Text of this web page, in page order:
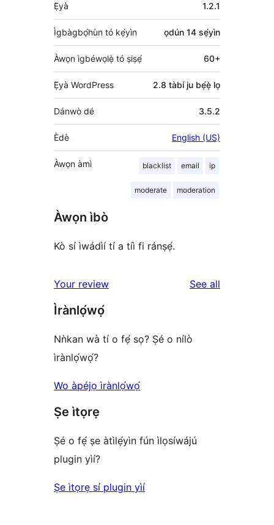
Meta
Ẹ̀yà 1.2.1
Ìgbàgbọ́hùn tó kẹ́yìn ọdún 14 sẹ́yìn
Àwọn ìgbéwọlẹ̀ tó ṣiṣẹ́ 60+
Ẹ̀yà WordPress 2.8 tàbí ju bẹ́ẹ̀ lọ
Dánwò dé 3.5.2
Èdè English (US)
Àwọn àmì blacklist email ip
moderate moderation
Àwọn ìbò
Kò sí ìwádìí tí a tíì fi ránṣẹ́.
Your review See all
Ìrànlọ́wọ́
Nǹkan wà tí o fẹ́ sọ? Ṣé o nílò
ìrànlọ́wọ́?
Wo àpéjọ ìrànlọ́wọ́
Ṣe ìtọrẹ
Ṣé o fẹ́ ṣe àtìlẹ́yìn fún ìlọsíwájú
plugin yìí?
Ṣe ìtọrẹ sí plugin yìí